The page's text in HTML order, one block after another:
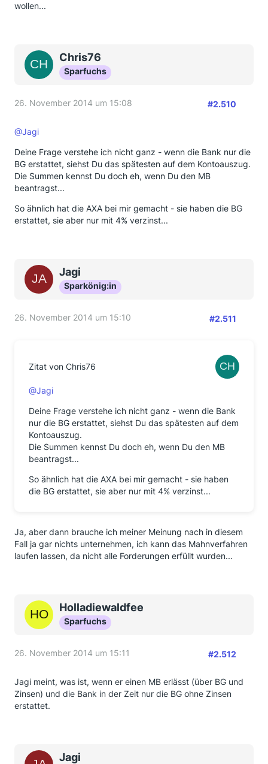
wollen...
Chris76
Sparfuchs
26. November 2014 um 15:08 #2.510
@Jagi
Deine Frage verstehe ich nicht ganz - wenn die Bank nur die
BG erstattet, siehst Du das spätesten auf dem Kontoauszug.
Die Summen kennst Du doch eh, wenn Du den MB
beantragst...
So ähnlich hat die AXA bei mir gemacht - sie haben die BG
erstattet, sie aber nur mit 4% verzinst...
Jagi
Sparkönig:in
26. November 2014 um 15:10 #2.511
Zitat von Chris76
@Jagi
Deine Frage verstehe ich nicht ganz - wenn die Bank
nur die BG erstattet, siehst Du das spätesten auf dem
Kontoauszug.
Die Summen kennst Du doch eh, wenn Du den MB
beantragst...
So ähnlich hat die AXA bei mir gemacht - sie haben
die BG erstattet, sie aber nur mit 4% verzinst...
Ja, aber dann brauche ich meiner Meinung nach in diesem
Fall ja gar nichts unternehmen, ich kann das Mahnverfahren
laufen lassen, da nicht alle Forderungen erfüllt wurden...
Holladiewaldfee
Sparfuchs
26. November 2014 um 15:11 #2.512
Jagi meint, was ist, wenn er einen MB erlässt (über BG und
Zinsen) und die Bank in der Zeit nur die BG ohne Zinsen
erstattet.
Jagi